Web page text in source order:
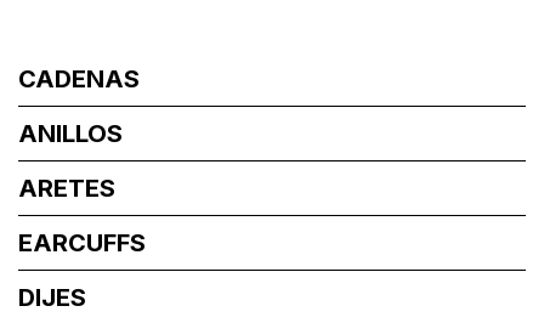
CADENAS
ANILLOS
ARETES
EARCUFFS
DIJES